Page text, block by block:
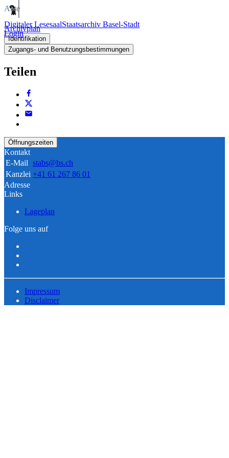
Digitaler LesesaalStaatsarchiv Basel-Stadt
Login
Akte
Archivplan
Identifikation
Zugangs- und Benutzungsbestimmungen
Teilen
Öffnungszeiten
Kontakt
E-Mail stabs@bs.ch
Kanzlei +41 61 267 86 01
Adresse
Links
Lageplan
Folge uns auf
Impressum
Disclaimer